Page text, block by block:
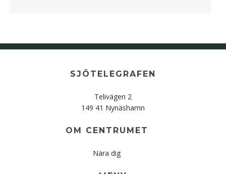
SJÖTELEGRAFEN
Telivägen 2
149 41 Nynäshamn
OM CENTRUMET
Nära dig